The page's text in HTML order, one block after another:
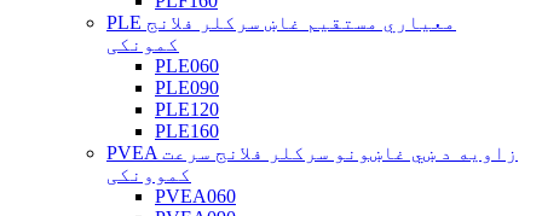
PLE معیاري مستقیم غاښ سرکلر فلانج
کمونکی
PLE060
PLE090
PLE120
PLE160
PVEA زاویه د ښي غاښونو سرکلر فلانج سرعت
کموونکی
PVEA060